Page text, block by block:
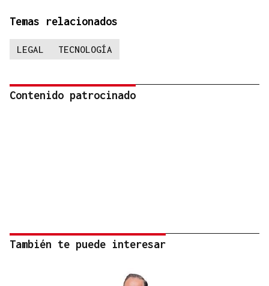
Temas relacionados
LEGAL TECNOLOGÍA
Contenido patrocinado
También te puede interesar